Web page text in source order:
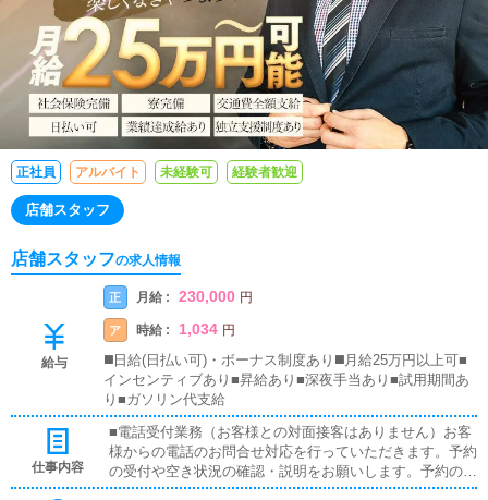
正社員 アルバイト 未経験可 経験者歓迎
店舗スタッフ
店舗スタッフの求人情報
給与
正 月給 : 230,000 円
ア 時給 : 1,034 円
◼️日給(日払い可)・ボーナス制度あり◼️月給25万円以上可■
インセンティブあり■昇給あり■深夜手当あり■試用期間あ
り■ガソリン代支給
仕事内容
■電話受付業務（お客様との対面接客はありません）お客
様からの電話のお問合せ対応を行っていただきます。予約
の受付や空き状況の確認・説明をお願いします。予約の確
定後はキャストやドライバーに通達します。簡単なマニュ